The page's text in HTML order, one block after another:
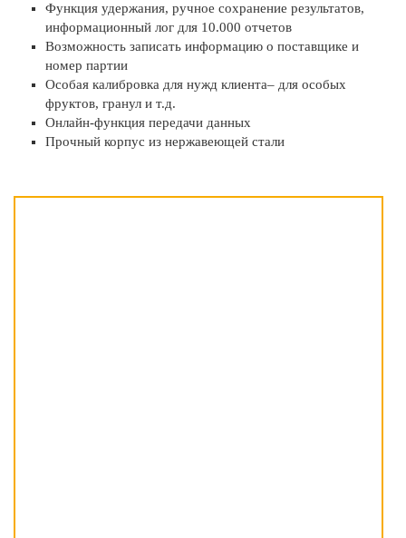
Функция удержания, ручное сохранение результатов,
информационный лог для 10.000 отчетов
Возможность записать информацию о поставщике и
номер партии
Особая калибровка для нужд клиента– для особых
фруктов, гранул и т.д.
Онлайн-функция передачи данных
Прочный корпус из нержавеющей стали